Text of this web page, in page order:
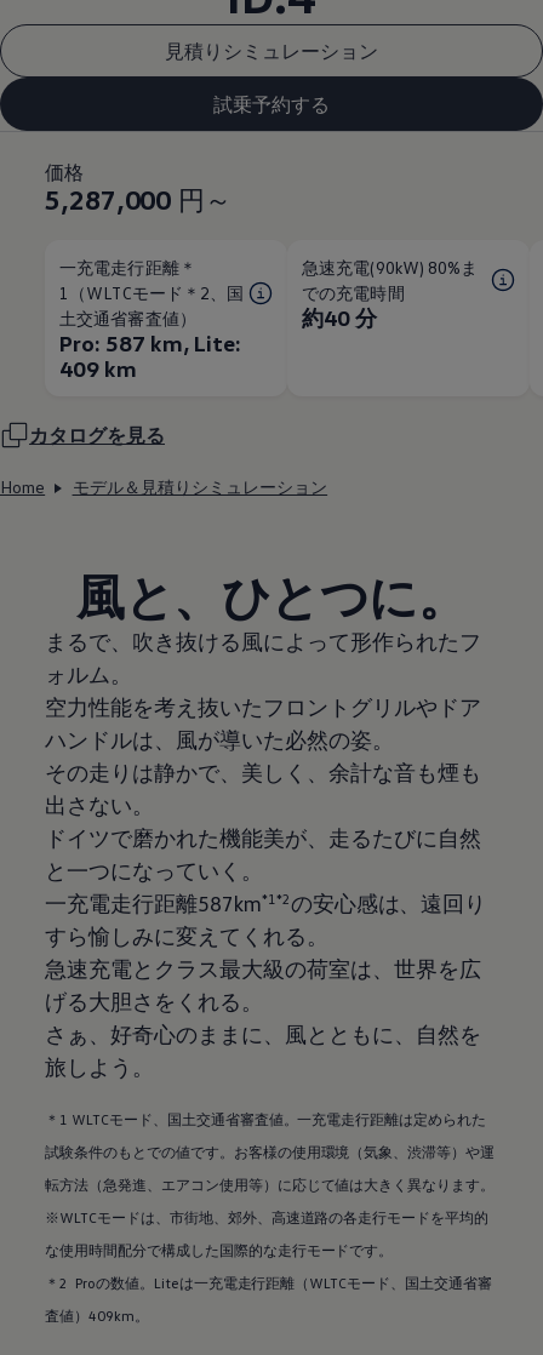
見積りシミュレーション
試乗予約する
価格
5,287,000 円～
一充電走行距離＊
1（WLTCモード＊2、国
土交通省審査値）
Pro: 587 km, Lite:
409 km
急速充電(90kW) 80%ま
での充電時間
約40 分
カタログを見る
Home モデル＆見積りシミュレーション
風と、ひとつに。
まるで、吹き抜ける風によって形作られたフ
ォルム。
空力性能を考え抜いたフロントグリルやドア
ハンドルは、風が導いた必然の姿。
その走りは静かで、美しく、余計な音も煙も
出さない。
ドイツで磨かれた機能美が、走るたびに自然
と一つになっていく。
一充電走行距離587km*1*2の安心感は、遠回り
すら愉しみに変えてくれる。
急速充電とクラス最大級の荷室は、世界を広
げる大胆さをくれる。
さぁ、好奇心のままに、風とともに、自然を
旅しよう。
＊1 WLTCモード、国土交通省審査値。一充電走行距離は定められた
試験条件のもとでの値です。お客様の使用環境（気象、渋滞等）や運
転方法（急発進、エアコン使用等）に応じて値は大きく異なります。
※WLTCモードは、市街地、郊外、高速道路の各走行モードを平均的
な使用時間配分で構成した国際的な走行モードです。
＊2 Proの数値。Liteは一充電走行距離（WLTCモード、国土交通省審
査値）409km。